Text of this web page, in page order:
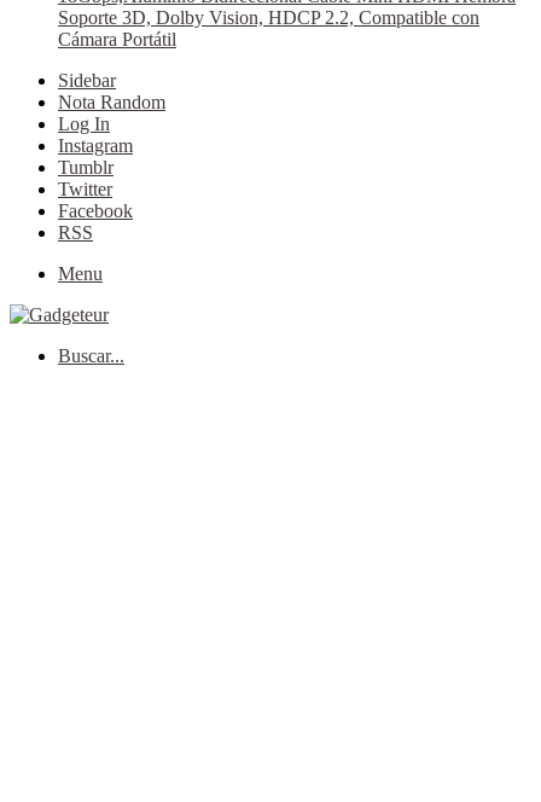
Soporte 3D, Dolby Vision, HDCP 2.2, Compatible con
Cámara Portátil
Sidebar
Nota Random
Log In
Instagram
Tumblr
Twitter
Facebook
RSS
Menu
Buscar...